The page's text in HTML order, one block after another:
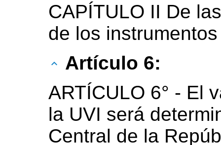
CAPÍTULO II De
de los
Artículo 6:
ARTÍCULO 6° - El
la UVI será
Central de la